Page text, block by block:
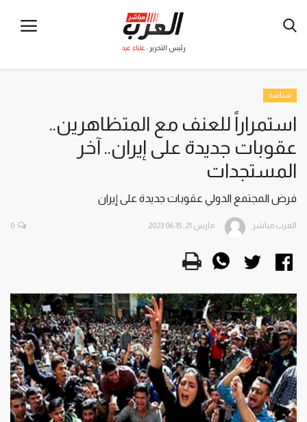
رئيس التحرير : علياء عيد
سياسة
استمراراً للعنف مع المتظاهرين..
عقوبات جديدة على إيران.. آخر
المستجدات
فرض المجتمع الدولي عقوبات جديدة على إيران
العرب مباشر مارس 21, 2023 06:35 0